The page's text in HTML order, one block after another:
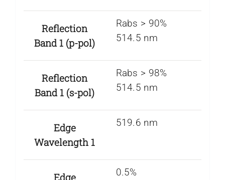
Reflection
Band 1 (p-pol)
Rabs > 90%
514.5 nm
Reflection
Band 1 (s-pol)
Rabs > 98%
514.5 nm
Edge
Wavelength 1
519.6 nm
Edge
0.5%